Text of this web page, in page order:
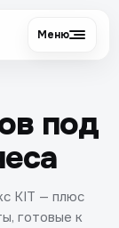
Меню
под
KIT — плюс
готовые к